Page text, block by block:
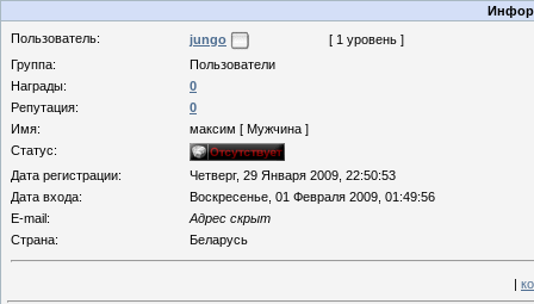
Пользователь:
jungo
[ 1 уровень ]
Группа:
Пользователи
Награды:
0
Репутация:
0
Имя:
максим [ Мужчина ]
Статус:
Дата регистрации:
Четверг, 29 Января 2009, 22:50:53
Дата входа:
Воскресенье, 01 Февраля 2009, 01:49:56
E-mail:
Адрес скрыт
Страна:
Беларусь
|